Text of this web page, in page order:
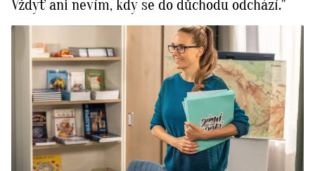
Vždyť ani nevím, kdy se do důchodu odchází."